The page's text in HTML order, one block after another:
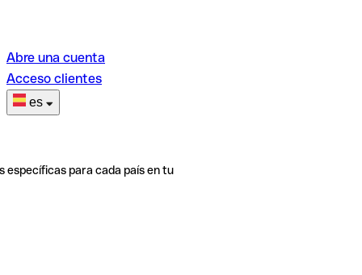
Abre una cuenta
Acceso clientes
es
específicas para cada país en tu